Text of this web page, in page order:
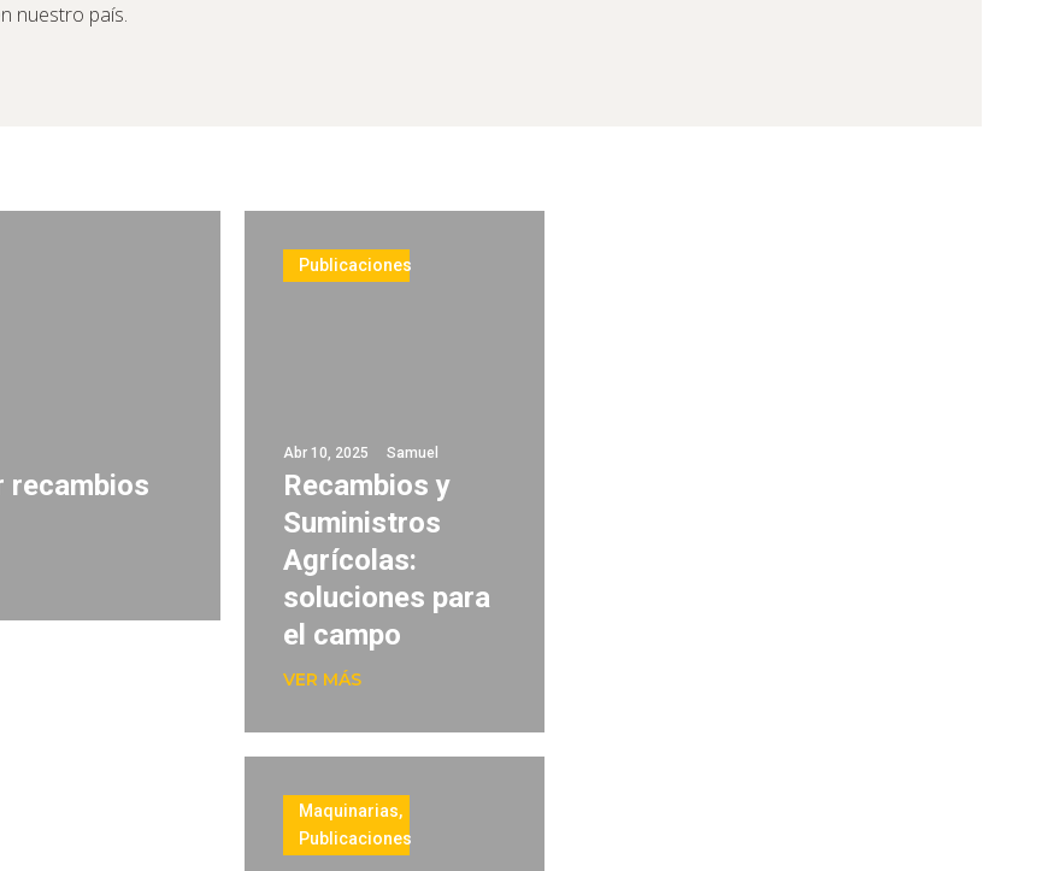
nuestro país.
recambios
Publicaciones
Abr 10, 2025 Samuel
Recambios y
Suministros
Agrícolas:
soluciones para
el campo
VER MÁS
Maquinarias,
Publicaciones